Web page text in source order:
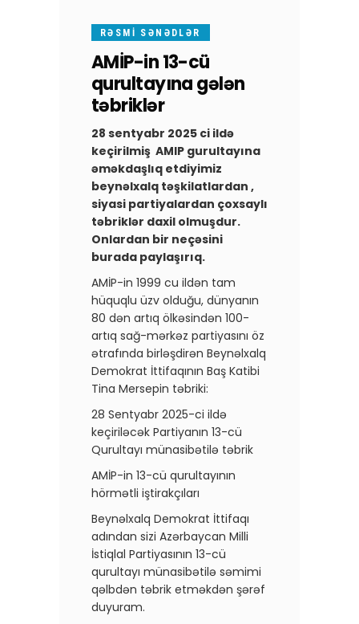
RƏSMI SƏNƏDLƏR
AMİP-in 13-cü
qurultayına gələn
təbriklər
28 sentyabr 2025 ci ildə
keçirilmiş AMIP gurultayına
əməkdaşlıq etdiyimiz
beynəlxalq təşkilatlardan ,
siyasi partiyalardan çoxsaylı
təbriklər daxil olmuşdur.
Onlardan bir neçəsini
burada paylaşırıq.
AMİP-in 1999 cu ildən tam
hüquqlu üzv olduğu, dünyanın
80 dən artıq ölkəsindən 100-
artıq sağ-mərkəz partiyasını öz
ətrafında birləşdirən Beynəlxalq
Demokrat İttifaqının Baş Katibi
Tina Mersepin təbriki:
28 Sentyabr 2025-ci ildə
keçiriləcək Partiyanın 13-cü
Qurultayı münasibətilə təbrik
AMİP-in 13-cü qurultayının
hörmətli iştirakçıları
Beynəlxalq Demokrat İttifaqı
adından sizi Azərbaycan Milli
İstiqlal Partiyasının 13-cü
qurultayı münasibətilə səmimi
qəlbdən təbrik etməkdən şərəf
duyuram.